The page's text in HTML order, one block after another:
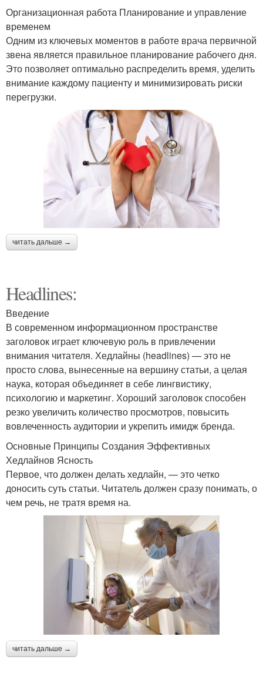
Организационная работа Планирование и управление
временем
Одним из ключевых моментов в работе врача первичной
звена является правильное планирование рабочего дня.
Это позволяет оптимально распределить время, уделить
внимание каждому пациенту и минимизировать риски
перегрузки.
читать дальше →
Headlines:
Введение
В современном информационном пространстве
заголовок играет ключевую роль в привлечении
внимания читателя. Хедлайны (headlines) — это не
просто слова, вынесенные на вершину статьи, а целая
наука, которая объединяет в себе лингвистику,
психологию и маркетинг. Хороший заголовок способен
резко увеличить количество просмотров, повысить
вовлеченность аудитории и укрепить имидж бренда.
Основные Принципы Создания Эффективных
Хедлайнов Ясность
Первое, что должен делать хедлайн, — это четко
доносить суть статьи. Читатель должен сразу понимать, о
чем речь, не тратя время на.
читать дальше →